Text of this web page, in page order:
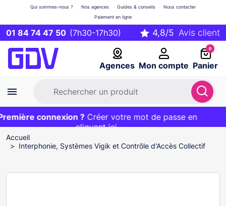
01 84 74 47 50 (7h30-17h30)
Agences Mon compte
Qui sommes-nous ? Nos agences Guides & conseils
Nous contacter
Paiement en ligne
0
Panier
Première commande ?20€ OFFERT sur votre panier
et livraison 24/48h gratuite avec le codeBIENVENUE
connexion ?Créer votre mot de passe en
cliquant ici
EXCLU WEB :
Accueil
Interphonie, Systèmes Vigik et Contrôle d'Accès Collectif